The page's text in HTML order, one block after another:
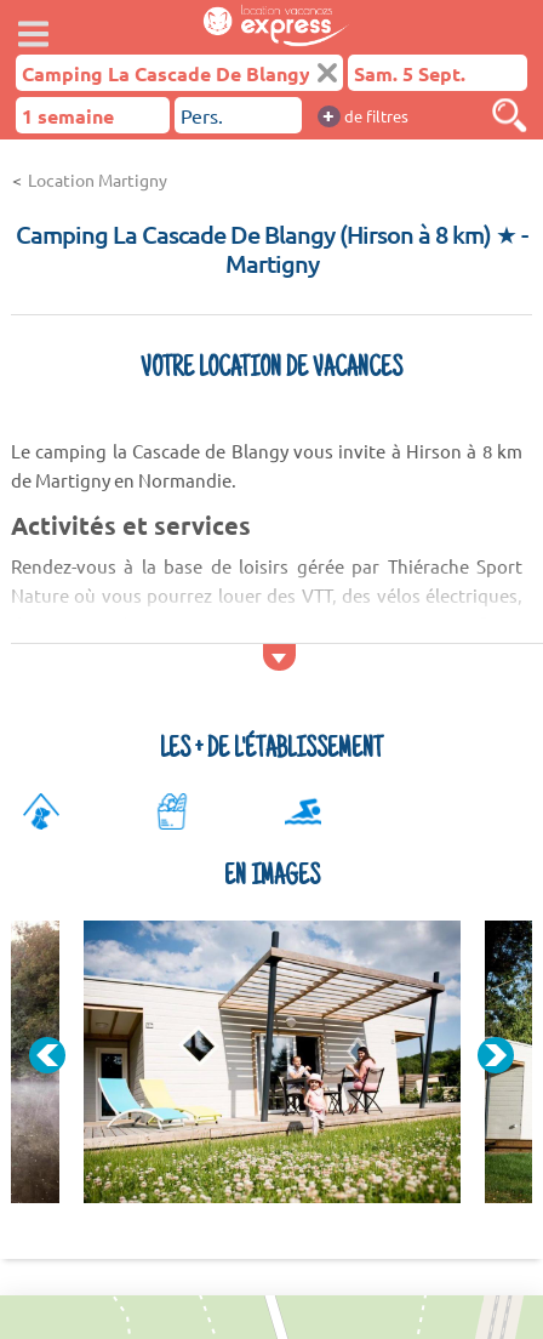
+ de filtres
Location Martigny
Camping La Cascade De Blangy (Hirson à 8 km) ★-
Martigny
VOTRE LOCATION DE VACANCES
Le camping la Cascade de Blangy vous invite à Hirson à 8 km
de Martigny en Normandie.
Activités et services
Rendez-vous à la base de loisirs gérée par Thiérache Sport
Nature où vous pourrez louer des VTT, des vélos électriques,
pourront s'amuser dans l'aire de jeux.
LES + DE L'ÉTABLISSEMENT
EN IMAGES